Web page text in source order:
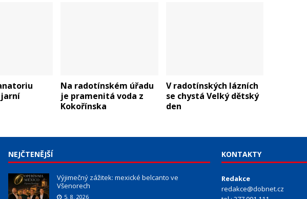
Na radotínském úřadu
je pramenitá voda z
Kokořínska
V radotínských lázních
se chystá Velký dětský
den
NEJČTENĚJŠÍ
Výjimečný zážitek: mexické belcanto ve
Všenorech
5. 8. 2026
KONTAKTY
Redakce
redakce@dobnet.cz